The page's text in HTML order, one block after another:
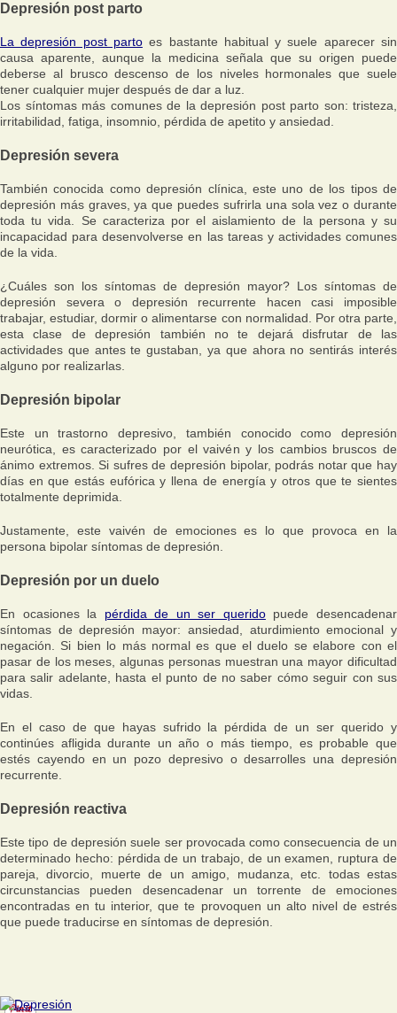
Depresión post parto
La depresión post partoes bastante habitual y suele aparecer sin
causa aparente, aunque la medicina señala que su origen puede
deberse al brusco descenso de los niveles hormonales que suele
tener cualquier mujer después de dar a luz.
Los síntomas más comunes de la depresión post parto son: tristeza,
irritabilidad, fatiga, insomnio, pérdida de apetito y ansiedad.
Depresión severa
También conocida como depresión clínica, este uno de los tipos de
depresión más graves, ya que puedes sufrirla una sola vez o durante
toda tu vida. Se caracteriza por el aislamiento de la persona y su
incapacidad para desenvolverse en las tareas y actividades comunes
de la vida.
¿Cuáles son los síntomas de depresión mayor? Los síntomas de
depresión severa o depresión recurrente hacen casi imposible
trabajar, estudiar, dormir o alimentarse con normalidad. Por otra parte,
esta clase de depresión también no te dejará disfrutar de las
actividades que antes te gustaban, ya que ahora no sentirás interés
alguno por realizarlas.
Depresión bipolar
Este un trastorno depresivo, también conocido como depresión
neurótica, es caracterizado por el vaivén y los cambios bruscos de
ánimo extremos. Si sufres de depresión bipolar, podrás notar que hay
días en que estás eufórica y llena de energía y otros que te sientes
totalmente deprimida.
Justamente, este vaivén de emociones es lo que provoca en la
persona bipolar síntomas de depresión.
Depresión por un duelo
En ocasiones la pérdida de un ser queridopuede desencadenar
síntomas de depresión mayor: ansiedad, aturdimiento emocional y
negación. Si bien lo más normal es que el duelo se elabore con el
pasar de los meses, algunas personas muestran una mayor dificultad
para salir adelante, hasta el punto de no saber cómo seguir con sus
vidas.
En el caso de que hayas sufrido la pérdida de un ser querido y
continúes afligida durante un año o más tiempo, es probable que
estés cayendo en un pozo depresivo o desarrolles una depresión
recurrente.
Depresión reactiva
Este tipo de depresión suele ser provocada como consecuencia de un
determinado hecho: pérdida de un trabajo, de un examen, ruptura de
pareja, divorcio, muerte de un amigo, mudanza, etc. todas estas
circunstancias pueden desencadenar un torrente de emociones
encontradas en tu interior, que te provoquen un alto nivel de estrés
que puede traducirse en síntomas de depresión.